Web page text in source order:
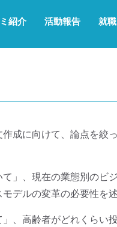
紹介 活動報告 就
成に向けて、論点を絞
」、現在の業態別のビ
デルの変革の必要性を述
、高齢者がどれくらい